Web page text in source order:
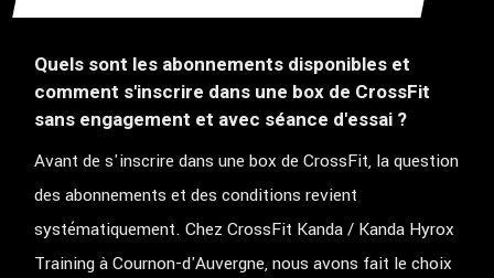
Quels sont les abonnements disponibles et
comment s'inscrire dans une box de CrossFit
sans engagement et avec séance d'essai ?
Avant de s'inscrire dans une box de CrossFit, la question
des abonnements et des conditions revient
systématiquement. Chez CrossFit Kanda / Kanda Hyrox
Training à Cournon-d'Auvergne, nous avons fait le choix